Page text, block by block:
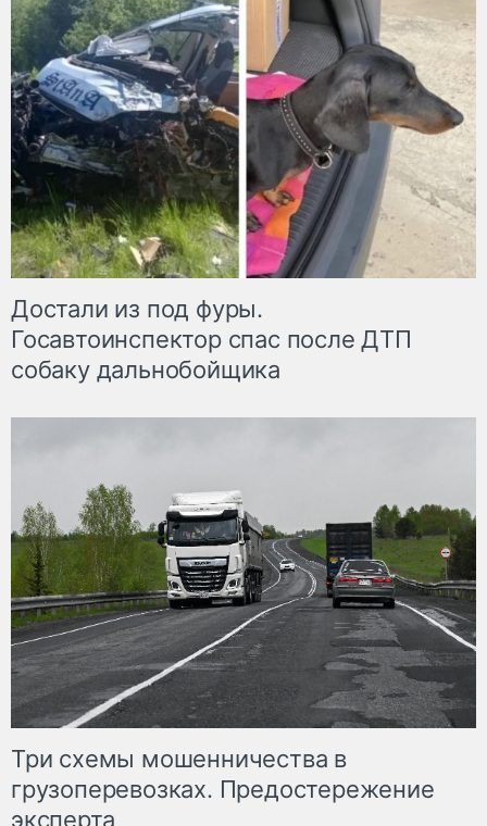
Достали из под фуры.
Госавтоинспектор спас после ДТП
собаку дальнобойщика
Три схемы мошенничества в
грузоперевозках. Предостережение
эксперта